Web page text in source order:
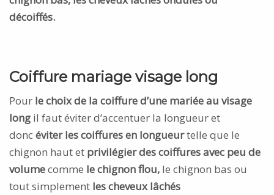
décoiffés.
Coiffure mariage visage long
Pour le choix de la coiffure d’une mariée au visage
long il faut éviter d’accentuer la longueur et
doncéviter les coiffures en longueurtelle que le
chignon haut et privilégier des coiffures avec peu de
volumecomme le chignon flou, le chignon bas ou
tout simplement les cheveux lâchés